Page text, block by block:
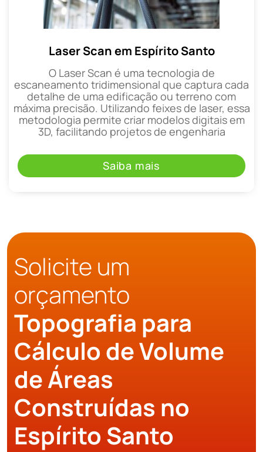
Laser Scan em Espírito Santo
O Laser Scan é uma tecnologia de
escaneamento tridimensional que captura cada
detalhe de uma edificação ou terreno com
máxima precisão. Utilizando feixes de laser, essa
metodologia permite criar modelos digitais em
3D, facilitando projetos de engenharia
Saiba mais
Solicite um
orçamento
Topografia para
Cálculo de Volume
de Áreas
Construídas no
Espírito Santo